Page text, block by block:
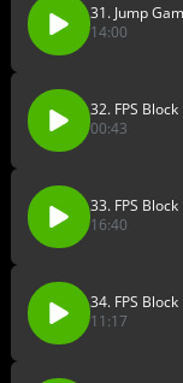
31. Jump
14:00
32. FPS
00:43
33. FPS
16:40
34. FPS
11:17